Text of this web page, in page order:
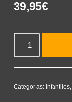
39,95€
Categorías: Infantiles,